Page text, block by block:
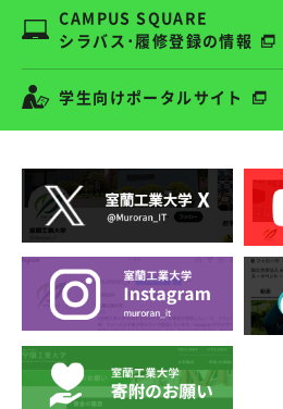
CAMPUS SQUARE
シラバス･履修登録の情報
学生向けポータルサイト